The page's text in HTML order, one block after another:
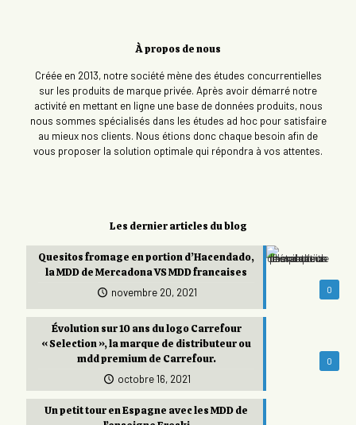
À propos de nous
Créée en 2013, notre société mène des études concurrentielles
sur les produits de marque privée. Après avoir démarré notre
activité en mettant en ligne une base de données produits, nous
nous sommes spécialisés dans les études ad hoc pour satisfaire
au mieux nos clients. Nous étions donc chaque besoin afin de
vous proposer la solution optimale qui répondra à vos attentes.
Les dernier articles du blog
0
Quesitos fromage en portion d’Hacendado,
la MDD de Mercadona VS MDD francaises
novembre 20, 2021
0
Évolution sur 10 ans du logo Carrefour
« Selection », la marque de distributeur ou
mdd premium de Carrefour.
octobre 16, 2021
Un petit tour en Espagne avec les MDD de